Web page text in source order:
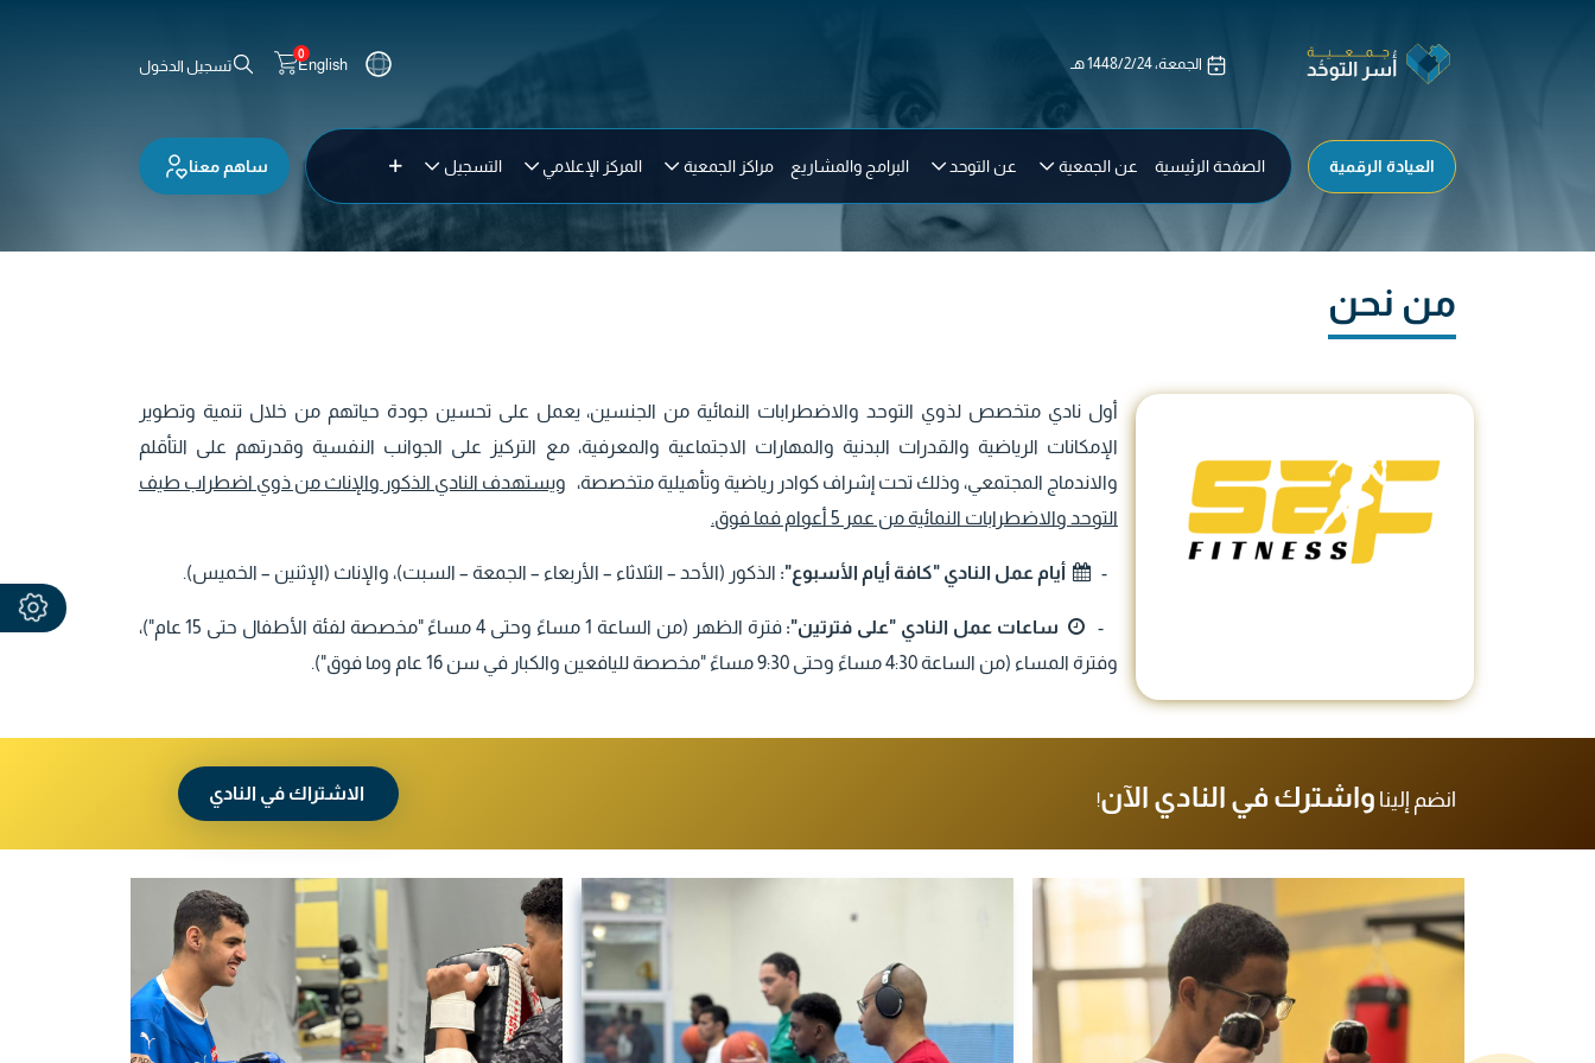
English
0
تسجيل الدخول
العيادة الرقمية الصفحة الرئيسية عن الجمعية عن التوحد البرامج والمشاريع مراكز الجمعية المركز الإعلامي التسجيل ساهم معنا
من نحن
أول نادي متخصص لذوي التوحد والاضطرابات النمائية من الجنسين، يعمل على تحسين جودة حياتهم من خلال تنمية وتطوير
الإمكانات الرياضية والقدرات البدنية والمهارات الاجتماعية والمعرفية، مع التركيز على الجوانب النفسية وقدرتهم على التأقلم
والاندماج المجتمعي، وذلك تحت إشراف كوادر رياضية وتأهيلية متخصصة، ويستهدف النادي الذكور والإناث من ذوي اضطراب طيف
التوحد والاضطرابات النمائية من عمر 5 أعوام فما فوق.
- أيام عمل النادي "كافة أيام الأسبوع": الذكور (الأحد – الثلاثاء – الأربعاء – الجمعة – السبت)، والإناث (الإثنين – الخميس).
- ساعات عمل النادي "على فترتين":
فترة الظهر (من الساعة 1 مساءً وحتى 4 مساءً "مخصصة لفئة الأطفال حتى 15 عام")،
وفترة المساء (من الساعة 4:30 مساءً وحتى 9:30 مساءً "مخصصة لليافعين والكبار في سن 16 عام وما فوق").
انضم إلينا واشترك في النادي الآن! الاشتراك في النادي